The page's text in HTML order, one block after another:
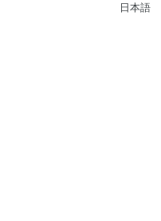
日本語